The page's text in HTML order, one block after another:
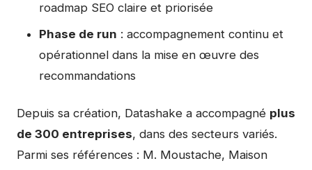
roadmap SEO claire et priorisée
Phase de run : accompagnement continu et
opérationnel dans la mise en œuvre des
recommandations
Depuis sa création, Datashake a accompagné plus
de 300 entreprises, dans des secteurs variés.
Parmi ses références : M. Moustache, Maison